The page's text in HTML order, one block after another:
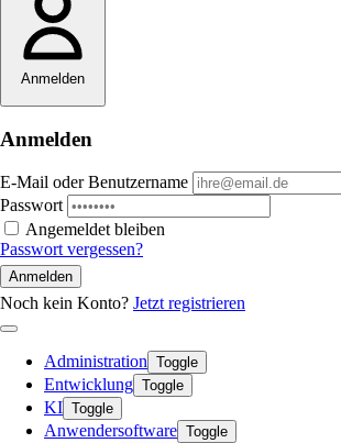
Anmelden
Anmelden
E-Mail oder Benutzername
Passwort
Angemeldet bleiben
Passwort vergessen?
Anmelden
Noch kein Konto? Jetzt registrieren
Administration Toggle
Entwicklung Toggle
KI Toggle
Anwendersoftware Toggle